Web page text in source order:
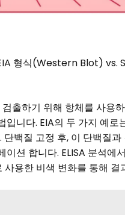
형식(Western Blot) vs.
출하기 위해 항체를 사
입니다. EIA의 두 가지
백질 고정 후, 이 단백
합니다. ELISA 분석에
용한 비색 변화를 통해 결